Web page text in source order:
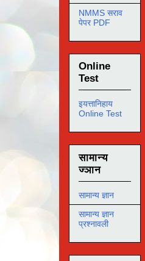
EDUTECHया You
NMMS सराव
पेपर PDF
Online
Test
इयत्तानिहाय
Online Test
सामान्य
ज्ञान
सामान्य ज्ञान
सामान्य ज्ञान
प्रश्नावली